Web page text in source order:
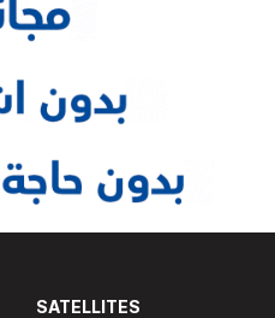
SATELLITES